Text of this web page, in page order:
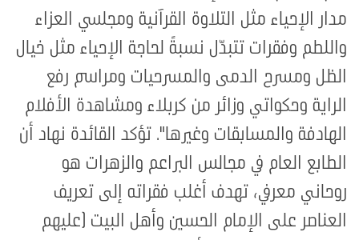
مدار الإحياء مثل التلاوة القرآنية ومجلسي العزاء
واللطم وفقرات تتبدّل نسبةً لحاجة الإحياء مثل خيال
الظل ومسرح الدمى والمسرحيات ومراسم رفع
الراية وحكواتي وزائر من كربلاء ومشاهدة الأفلام
الهادفة والمسابقات وغيرها". تؤكد القائدة نهاد أن
الطابع العام في مجالس البراعم والزهرات هو
روحاني معرفي، تهدف أغلب فقراته إلى تعريف
العناصر على الإمام الحسين وأهل البيت (عليهم